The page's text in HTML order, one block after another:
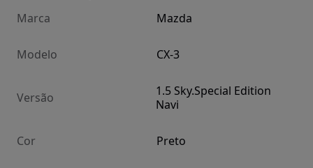
Marca Mazda
Modelo CX-3
Versão
1.5 Sky.Special Edition
Navi
Cor Preto